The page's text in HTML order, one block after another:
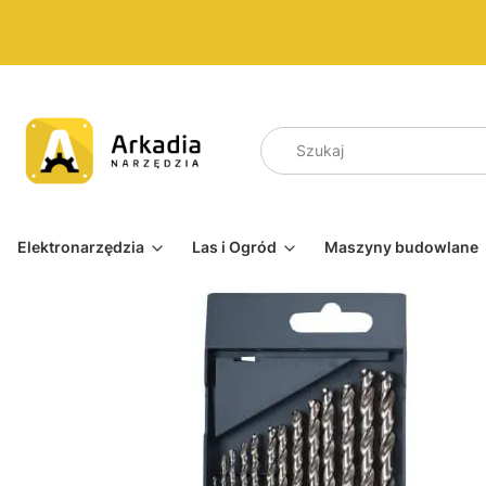
Elektronarzędzia Las i Ogród Maszyny budowlane